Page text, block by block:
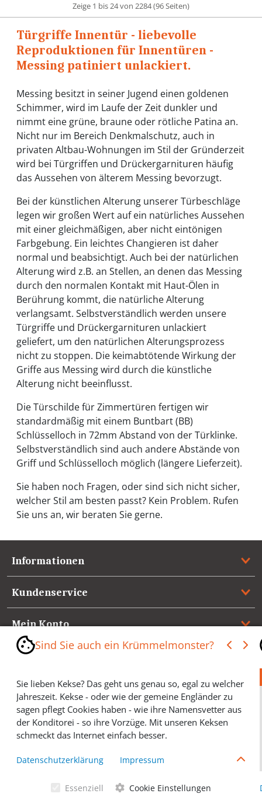
Zeige 1 bis 24 von 2284 (96 Seiten)
Türgriffe Innentür - liebevolle
Reproduktionen für Innentüren -
Messing patiniert unlackiert.
Messing besitzt in seiner Jugend einen goldenen
Schimmer, wird im Laufe der Zeit dunkler und
nimmt eine grüne, braune oder rötliche Patina an.
Nicht nur im Bereich Denkmalschutz, auch in
privaten Altbau-Wohnungen im Stil der Gründerzeit
wird bei Türgriffen und Drückergarnituren häufig
das Aussehen von älterem Messing bevorzugt.
Bei der künstlichen Alterung unserer Türbeschläge
legen wir großen Wert auf ein natürliches Aussehen
mit einer gleichmäßigen, aber nicht eintönigen
Farbgebung. Ein leichtes Changieren ist daher
normal und beabsichtigt. Auch bei der natürlichen
Alterung wird z.B. an Stellen, an denen das Messing
durch den normalen Kontakt mit Haut-Ölen in
Berührung kommt, die natürliche Alterung
verlangsamt. Selbstverständlich werden unsere
Türgriffe und Drückergarnituren unlackiert
geliefert, um den natürlichen Alterungsprozess
nicht zu stoppen. Die keimabtötende Wirkung der
Griffe aus Messing wird durch die künstliche
Alterung nicht beeinflusst.
Die Türschilde für Zimmertüren fertigen wir
standardmäßig mit einem Buntbart (BB)
Schlüsselloch in 72mm Abstand von der Türklinke.
Selbstverständlich sind auch andere Abstände von
Griff und Schlüsselloch möglich (längere Lieferzeit).
Sie haben noch Fragen, oder sind sich nicht sicher,
welcher Stil am besten passt? Kein Problem. Rufen
Sie uns an, wir beraten Sie gerne.
Informationen
Kundenservice
Mein Konto
Referenzen
Medienspiegel & Presseinformationen
*** Vertrag widerrufen ***
Sind Sie auch ein Krümmelmonster?
Sie lieben Kekse? Das geht uns genau so, egal zu welcher
Jahreszeit. Kekse - oder wie der gemeine Engländer zu
sagen pflegt Cookies haben - wie ihre Namensvetter aus
der Konditorei - so ihre Vorzüge. Mit unseren Keksen
schmeckt das Internet einfach besser.
Cookies helfen Ihnen, Ihre gewünschten Artikel schneller
Werbung sparen und selbstverständlich anonyme
Datenschutzerklärung Impressum
Essenziell Cookie Einstellungen